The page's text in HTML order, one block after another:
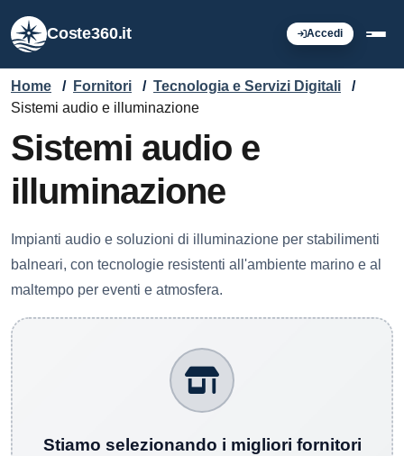
Coste360.it Accedi
Home / Fornitori / Tecnologia e Servizi Digitali
/
Sistemi audio e illuminazione
Sistemi audio e
illuminazione
Impianti audio e soluzioni di illuminazione per stabilimenti
balneari, con tecnologie resistenti all'ambiente marino e al
maltempo per eventi e atmosfera.
Stiamo selezionando i migliori fornitori